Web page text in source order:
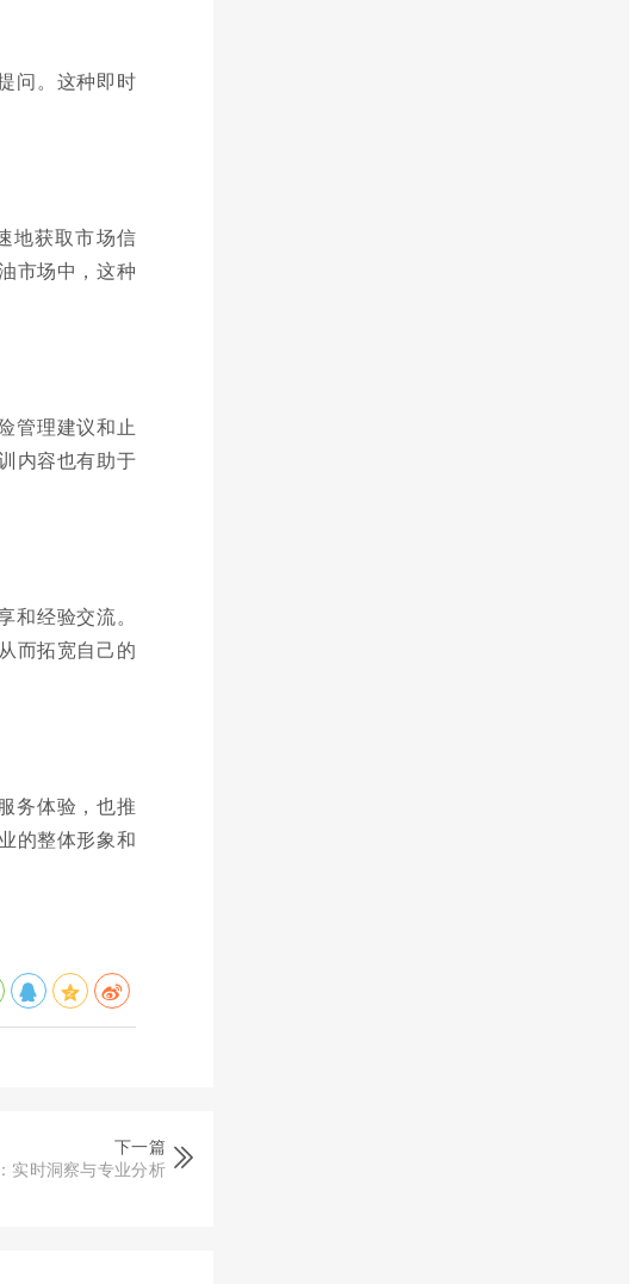
问。这种即时
地获取市场信
市场中，这种
管理建议和止
内容也有助于
经验交流。
而拓宽自己的
务体验，也推
的整体形象和
下一篇
实时洞察与专业分析